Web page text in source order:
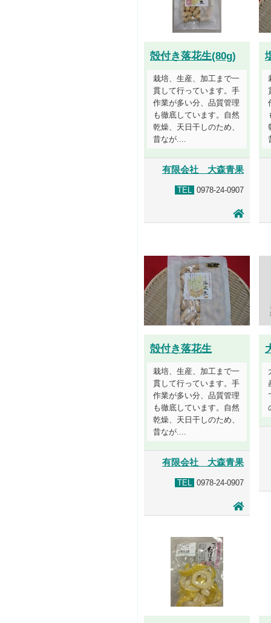
殻付き落花生(80g)
栽培、生産、加工まで一
貫して行っています。手
作業が多い分、品質管理
も徹底しています。自然
乾燥、天日干しのため、
昔なが....
有限会社 大森青果
TEL 0978-24-0907
殻付き落花生
栽培、生産、加工まで一
貫して行っています。手
作業が多い分、品質管理
も徹底しています。自然
乾燥、天日干しのため、
昔なが....
有限会社 大森青果
TEL 0978-24-0907